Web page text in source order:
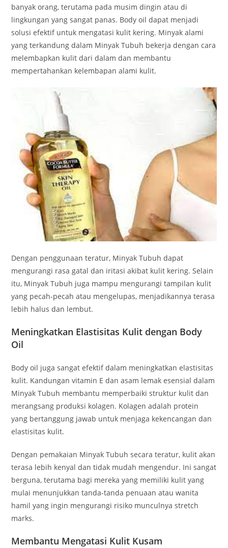
banyak orang, terutama pada musim dingin atau di
lingkungan yang sangat panas. Body oil dapat menjadi
solusi efektif untuk mengatasi kulit kering. Minyak alami
yang terkandung dalam Minyak Tubuh bekerja dengan cara
melembapkan kulit dari dalam dan membantu
mempertahankan kelembapan alami kulit.
Dengan penggunaan teratur, Minyak Tubuh dapat
mengurangi rasa gatal dan iritasi akibat kulit kering. Selain
itu, Minyak Tubuh juga mampu mengurangi tampilan kulit
yang pecah-pecah atau mengelupas, menjadikannya terasa
lebih halus dan lembut.
Meningkatkan Elastisitas Kulit dengan Body
Oil
Body oil juga sangat efektif dalam meningkatkan elastisitas
kulit. Kandungan vitamin E dan asam lemak esensial dalam
Minyak Tubuh membantu memperbaiki struktur kulit dan
merangsang produksi kolagen. Kolagen adalah protein
yang bertanggung jawab untuk menjaga kekencangan dan
elastisitas kulit.
Dengan pemakaian Minyak Tubuh secara teratur, kulit akan
terasa lebih kenyal dan tidak mudah mengendur. Ini sangat
berguna, terutama bagi mereka yang memiliki kulit yang
mulai menunjukkan tanda-tanda penuaan atau wanita
hamil yang ingin mengurangi risiko munculnya stretch
marks.
Membantu Mengatasi Kulit Kusam